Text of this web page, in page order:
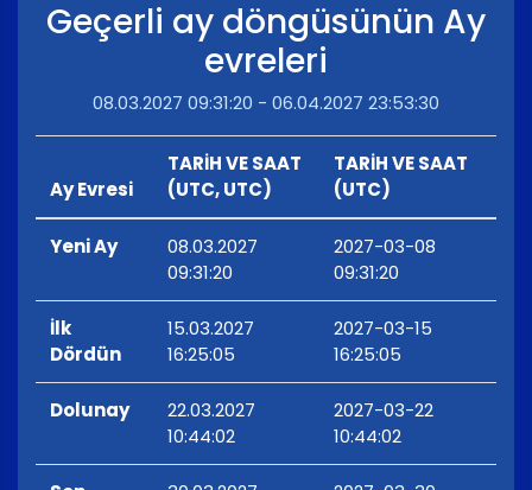
Geçerli ay döngüsünün Ay
evreleri
08.03.2027 09:31:20 - 06.04.2027 23:53:30
Ay Evresi
TARİH VE SAAT
(UTC, UTC)
TARİH VE SAAT
(UTC)
Yeni Ay
08.03.2027
09:31:20
2027-03-08
09:31:20
İlk
Dördün
15.03.2027
16:25:05
2027-03-15
16:25:05
Dolunay
22.03.2027
10:44:02
2027-03-22
10:44:02